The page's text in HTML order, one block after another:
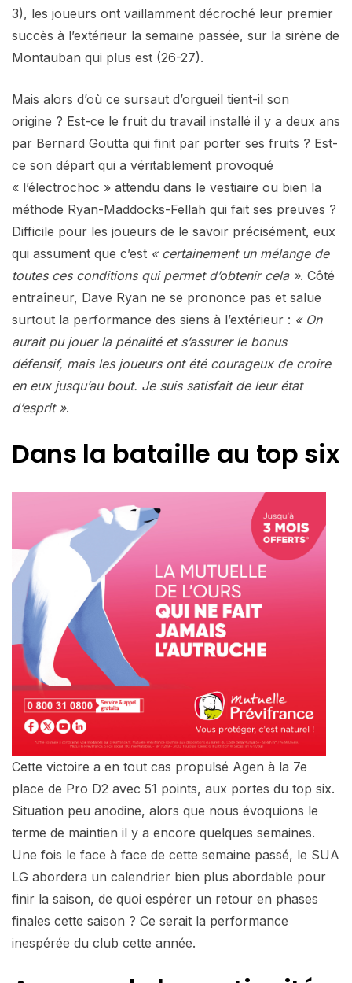
3), les joueurs ont vaillamment décroché leur premier
succès à l’extérieur la semaine passée, sur la sirène de
Montauban qui plus est (26-27).
Mais alors d’où ce sursaut d’orgueil tient-il son
origine ? Est-ce le fruit du travail installé il y a deux ans
par Bernard Goutta qui finit par porter ses fruits ? Est-
ce son départ qui a véritablement provoqué
« l’électrochoc » attendu dans le vestiaire ou bien la
méthode Ryan-Maddocks-Fellah qui fait ses preuves ?
Difficile pour les joueurs de le savoir précisément, eux
qui assument que c’est « certainement un mélange de
toutes ces conditions qui permet d’obtenir cela ». Côté
entraîneur, Dave Ryan ne se prononce pas et salue
surtout la performance des siens à l’extérieur : « On
aurait pu jouer la pénalité et s’assurer le bonus
défensif, mais les joueurs ont été courageux de croire
en eux jusqu’au bout. Je suis satisfait de leur état
d’esprit ».
Dans la bataille au top six
Cette victoire a en tout cas propulsé Agen à la 7e
place de Pro D2 avec 51 points, aux portes du top six.
Situation peu anodine, alors que nous évoquions le
terme de maintien il y a encore quelques semaines.
Une fois le face à face de cette semaine passé, le SUA
LG abordera un calendrier bien plus abordable pour
finir la saison, de quoi espérer un retour en phases
finales cette saison ? Ce serait la performance
inespérée du club cette année.